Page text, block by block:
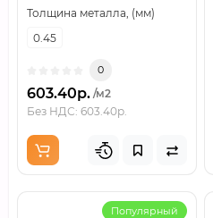
Толщина металла, (мм)
0.45
0
603.40р. /м2
Без НДС: 603.40р.
Популярный